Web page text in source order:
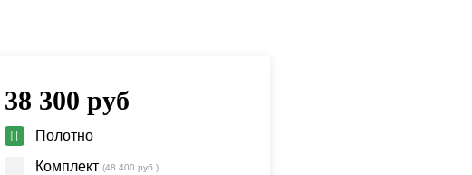
38 300 руб
Полотно
Комплект (48 400 руб.)